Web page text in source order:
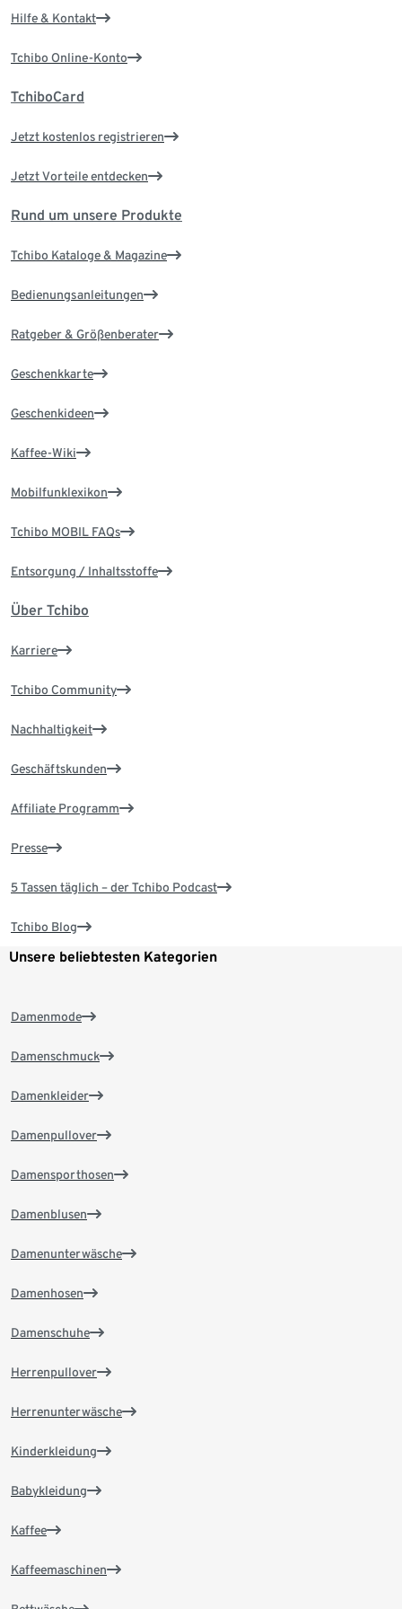
Hilfe & Kontakt
Tchibo Online-Konto
TchiboCard
Jetzt kostenlos registrieren
Jetzt Vorteile entdecken
Rund um unsere Produkte
Tchibo Kataloge & Magazine
Bedienungsanleitungen
Ratgeber & Größenberater
Geschenkkarte
Geschenkideen
Kaffee-Wiki
Mobilfunklexikon
Tchibo MOBIL FAQs
Entsorgung / Inhaltsstoffe
Über Tchibo
Karriere
Tchibo Community
Nachhaltigkeit
Geschäftskunden
Affiliate Programm
Presse
5 Tassen täglich – der Tchibo Podcast
Tchibo Blog
Unsere beliebtesten Kategorien
Damenmode
Damenschmuck
Damenkleider
Damenpullover
Damensporthosen
Damenblusen
Damenunterwäsche
Damenhosen
Damenschuhe
Herrenpullover
Herrenunterwäsche
Kinderkleidung
Babykleidung
Kaffee
Kaffeemaschinen